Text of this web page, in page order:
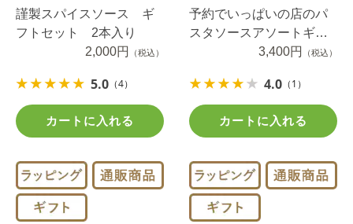
謹製スパイスソース ギ
フトセット 2本入り
2,000円
（税込）
5.0 （4）
カートに入れる
予約でいっぱいの店のパ
スタソースアソートギフ
ト８種類セット3,400円 （税込）
4.0 （1）
カートに入れる